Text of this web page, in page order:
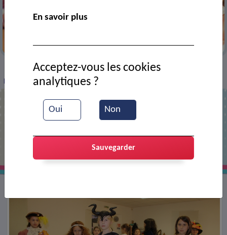
> VIE MUNICIPALE > Ressources documentaires
Répétition de théâtre d'AJT
En savoir plus
Oui Non
Acceptez-vous les cookies
analytiques ?
Sauvegarder